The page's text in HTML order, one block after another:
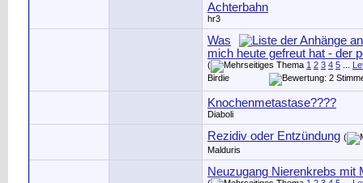
Achterbahn
hr3
Was
mich heute gefreut hat - der
( 1 2 3 4 5
Birdie
Knochenmetastase????
Diaboli
Rezidiv oder Entzündung (
Malduris
Neuzugang Nierenkrebs mit